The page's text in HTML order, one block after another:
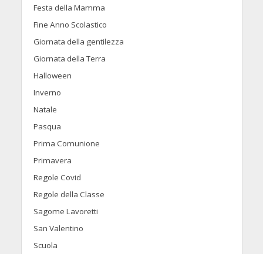
Festa della Mamma
Fine Anno Scolastico
Giornata della gentilezza
Giornata della Terra
Halloween
Inverno
Natale
Pasqua
Prima Comunione
Primavera
Regole Covid
Regole della Classe
Sagome Lavoretti
San Valentino
Scuola